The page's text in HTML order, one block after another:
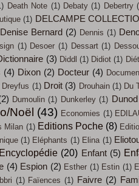
Death Note (1) Debaty (1) Debertry
(1) DELCAMPE
Denise Bernard (2) Dennis (1)
(1) Desoer (1) Dessart (1)
(3) Diddl (1) Didiot (1)
(4) Dixon (2) Docteur (4)
Dreyfus (1) Droit (3) Drouhain (1) Du
Dumoulin (1) Dunkerley (1) Dunod
Noël (43) Economies (1)
Milan (1) Editions Poche (8)
(1) Eléphants (1) Elina (1)
Encyclopédie (20) Enfant (5)
(4) Espion (2) Esther (1) Estin (1)
(1) Faïences (1) Faivre (2)